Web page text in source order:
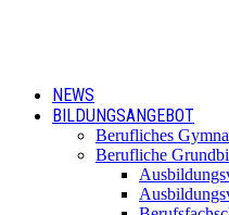
NEWS
BILDUNGSANGEBOT
Berufliches
Berufliche